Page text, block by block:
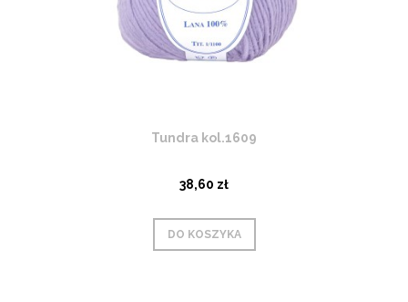
Tundra kol.1609
38,60 zł
DO KOSZYKA